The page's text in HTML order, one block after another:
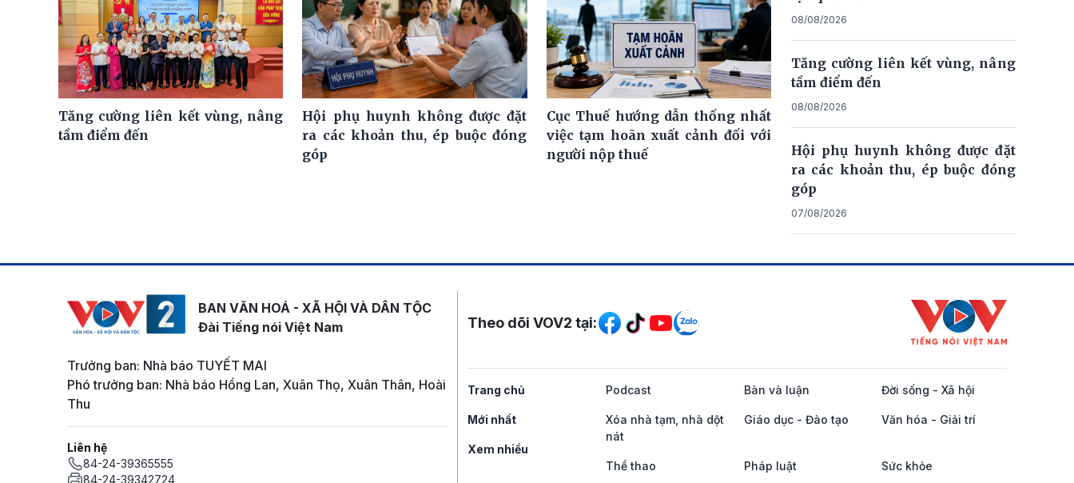
Tăng cường liên kết vùng, nâng
tầm điểm đến
Hội phụ huynh không được đặt
ra các khoản thu, ép buộc đóng
góp
Cục Thuế hướng dẫn thống nhất
việc tạm hoãn xuất cảnh đối với
người nộp thuế
08/08/2026
Tăng cường liên kết vùng, nâng
tầm điểm đến
08/08/2026
Hội phụ huynh không được đặt
ra các khoản thu, ép buộc đóng
góp
07/08/2026
BAN VĂN HOÁ - XÃ HỘI VÀ DÂN TỘC
Đài Tiếng nói Việt Nam
Trưởng ban: Nhà báo TUYẾT MAI
Phó trưởng ban: Nhà báo Hồng Lan, Xuân Thọ, Xuân Thân, Hoài
Thu
Liên hệ
84-24-39365555
84-24-39342724
Mạng xã hội
Theo dõi VOV2 tại:
Trang chủ
Mới nhất
Xem nhiều
Podcast Bàn và luận Đời sống - Xã hội
Xóa nhà tạm, nhà dột
nát
Giáo dục - Đào tạo Văn hóa - Giải trí
Thể thao Pháp luật Sức khỏe